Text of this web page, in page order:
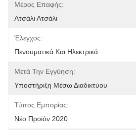
Μέρος Επαφής:
Ατσάλι Ατσάλι
Έλεγχος:
Πενουματικά Και Ηλεκτρικά
Μετά Την Εγγύηση:
Υποστήριξη Μέσω Διαδικτύου
Τύπος Εμπορίας:
Νέο Προϊόν 2020